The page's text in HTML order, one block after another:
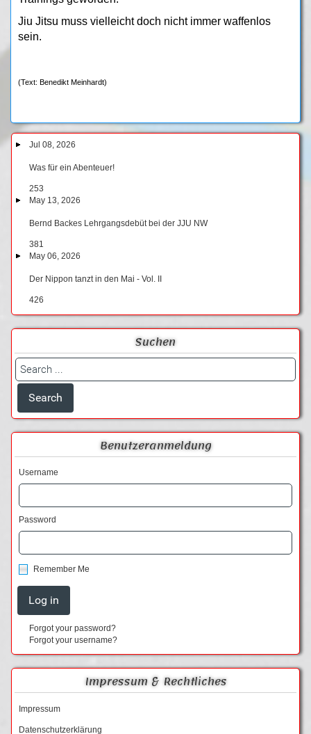
Jiu Jitsu muss vielleicht doch nicht immer waffenlos
sein.
(Text: Benedikt Meinhardt)
Jul 08, 2026
Was für ein Abenteuer!
253
May 13, 2026
Bernd Backes Lehrgangsdebüt bei der JJU NW
381
May 06, 2026
Der Nippon tanzt in den Mai - Vol. II
426
Suchen
Benutzeranmeldung
Username
Password
Remember Me
Forgot your password?
Forgot your username?
Impressum & Rechtliches
Impressum
Datenschutzerklärung